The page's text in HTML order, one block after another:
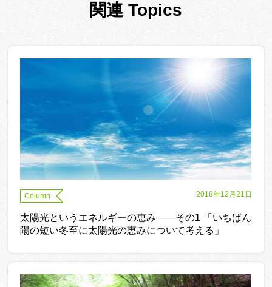
関連 Topics
Column 2018年12月21日
太陽光というエネルギーの恵み——その1 「いちばん
陽の短い冬至に太陽光の恵みについて考える」